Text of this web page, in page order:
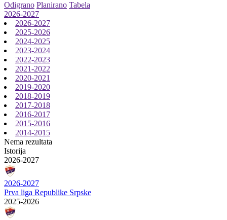
Odigrano Planirano Tabela
2026-2027
2026-2027
2025-2026
2024-2025
2023-2024
2022-2023
2021-2022
2020-2021
2019-2020
2018-2019
2017-2018
2016-2017
2015-2016
2014-2015
Nema rezultata
Istorija
2026-2027
2026-2027
Prva liga Republike Srpske
2025-2026